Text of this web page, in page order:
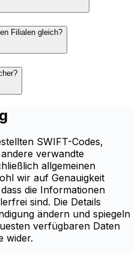
Filialen gleich?
SWIFT-Codes,
verwandte
allgemeinen
wir auf Genauigkeit
die Informationen
sind. Die Details
ändern und spiegeln
verfügbaren Daten
wider.